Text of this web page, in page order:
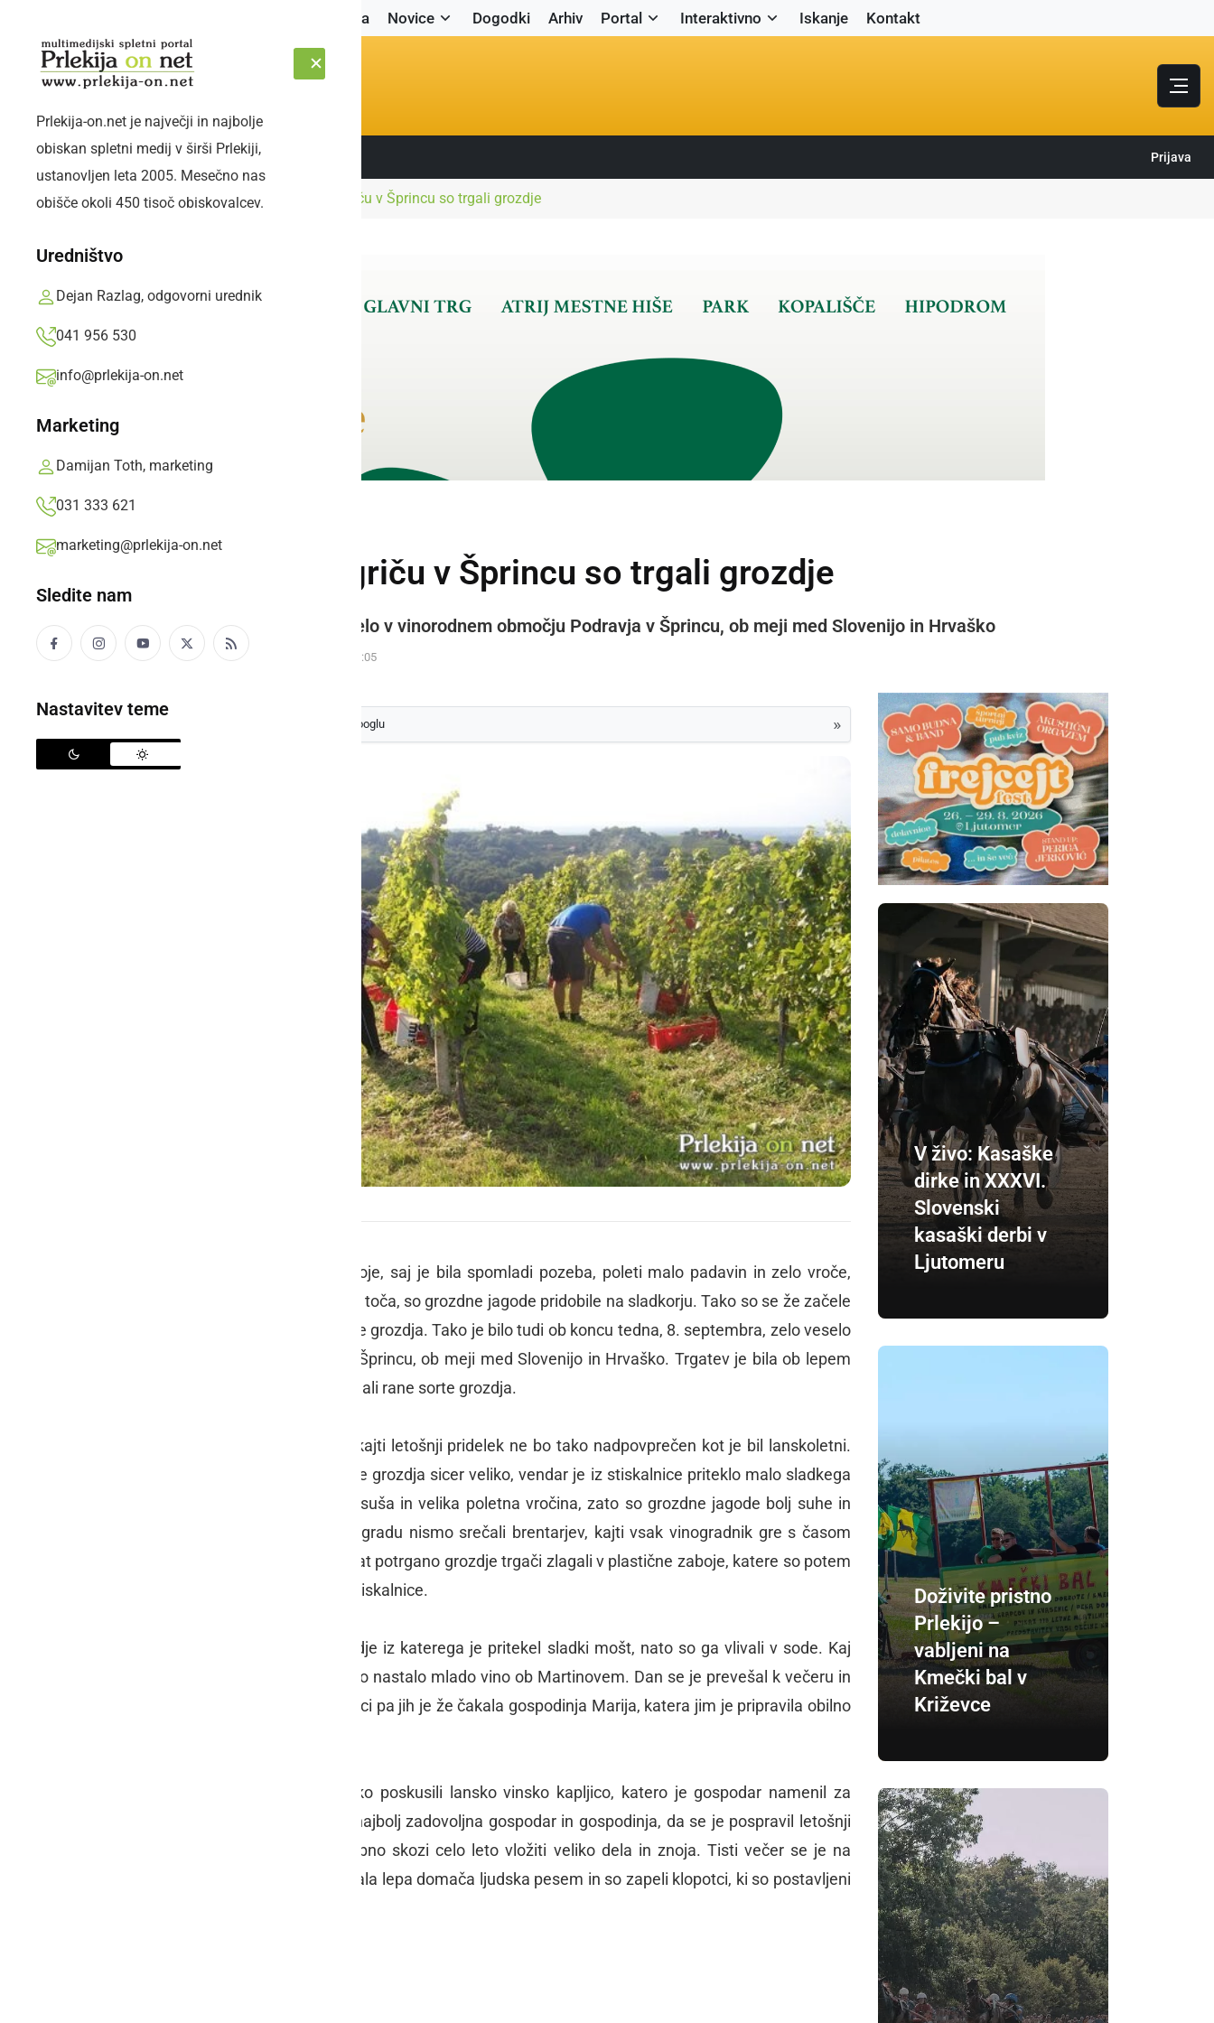
Naslovnica Novice Dogodki Arhiv Portal Interaktivno Iskanje Kontakt
SOBOTA, 8. AVGUST 2026 Sledite nam: Prijava
Prlekija-on.net je največji in najbolje
obiskan spletni medij v širši Prlekiji,
ustanovljen leta 2005. Mesečno nas
obišče okoli 450 tisoč obiskovalcev.
Uredništvo
Dejan Razlag, odgovorni urednik
041 956 530
info@prlekija-on.net
Marketing
Damijan Toth, marketing
031 333 621
marketing@prlekija-on.net
Sledite nam
Nastavitev teme
Naslovnica DružabnoNa vinorodnem griču v Šprincu so trgali grozdje
Na vinorodnem griču v Šprincu so trgali grozdje
Ob koncu tedna je bilo zelo veselo v vinorodnem območju Podravja v Šprincu, ob meji med Slovenijo in Hrvaško
Jože Žerdin, ponedeljek, 11. september 2017 ob 11:05
kot svoj prednostni vir na Googlu »
Čeprav je letos narava naredila svoje, saj je bila spomladi pozeba, poleti malo padavin in zelo vroče,
vmes pa še je klestila po vinogradih toča, so grozdne jagode pridobile na sladkorju. Tako so se že začele
na vseh vinorodnih območjih trgatve grozdja. Tako je bilo tudi ob koncu tedna, 8. septembra, zelo veselo
v vinorodnem območju Podravja v Šprincu, ob meji med Slovenijo in Hrvaško. Trgatev je bila ob lepem
sončnem vremenu, kjer so trgači trgali rane sorte grozdja.
Trgatev jim je šla kar lepo od rok, kajti letošnji pridelek ne bo tako nadpovprečen kot je bil lanskoletni.
Gospodar Karel nam je zaupal, da je grozdja sicer veliko, vendar je iz stiskalnice priteklo malo sladkega
mošta, ker je celo leto trto pestila suša in velika poletna vročina, zato so grozdne jagode bolj suhe in
imajo malo tekočine. Tokrat v vinogradu nismo srečali brentarjev, kajti vsak vinogradnik gre s časom
naprej in si olajša delo, zato so tokrat potrgano grozdje trgači zlagali v plastične zaboje, katere so potem
s traktorjem vozili iz vinograda do stiskalnice.
V stiskalnici so možje stiskali grozdje iz katerega je pritekel sladki mošt, nato so ga vlivali v sode. Kaj
kmalu bo mošt zavrel in iz mošta bo nastalo mlado vino ob Martinovem. Dan se je prevešal k večeru in
trgači so končali s trgatvijo, v zidanici pa jih je že čakala gospodinja Marija, katera jim je pripravila obilno
Vsi, ki so bili na trgatvi so še lahko poskusili lansko vinsko kapljico, katero je gospodar namenil za
trgatev. Ob koncu trgatve sta bila najbolj zadovoljna gospodar in gospodinja, da se je pospravil letošnji
pridelek grozdja, zato je bilo potrebno skozi celo leto vložiti veliko dela in znoja. Tisti večer se je na
Šprincu na vinorodnem griču zaslišala lepa domača ljudska pesem in so zapeli klopotci, ki so postavljeni
V živo: Kasaške
dirke in XXXVI.
Slovenski
kasaški derbi v
Ljutomeru
Doživite pristno
Prlekijo –
vabljeni na
Kmečki bal v
Križevce